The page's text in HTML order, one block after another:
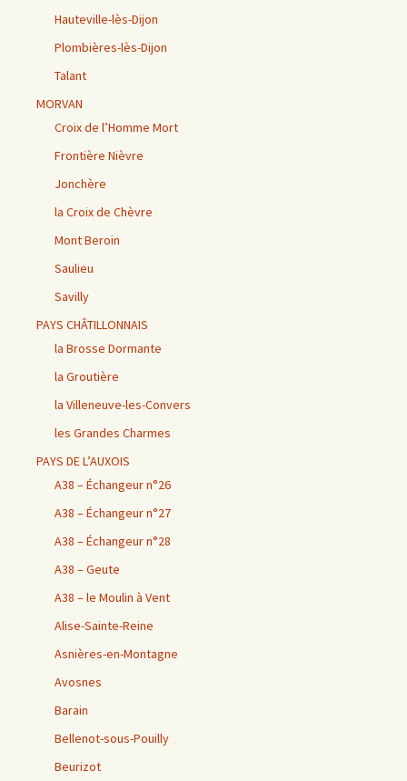
Hauteville-lès-Dijon
Plombières-lès-Dijon
Talant
MORVAN
Croix de l’Homme Mort
Frontière Nièvre
Jonchère
la Croix de Chèvre
Mont Beroin
Saulieu
Savilly
PAYS CHÂTILLONNAIS
la Brosse Dormante
la Groutière
la Villeneuve-les-Convers
les Grandes Charmes
PAYS DE L’AUXOIS
A38 – Échangeur n°26
A38 – Échangeur n°27
A38 – Échangeur n°28
A38 – Geute
A38 – le Moulin à Vent
Alise-Sainte-Reine
Asnières-en-Montagne
Avosnes
Barain
Bellenot-sous-Pouilly
Beurizot